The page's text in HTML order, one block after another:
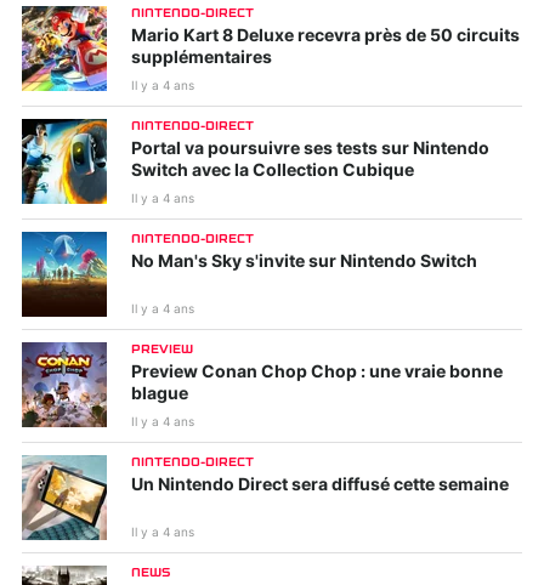
NINTENDO-DIRECT
Mario Kart 8 Deluxe recevra près de 50 circuits
supplémentaires
Il y a 4 ans
NINTENDO-DIRECT
Portal va poursuivre ses tests sur Nintendo
Switch avec la Collection Cubique
Il y a 4 ans
NINTENDO-DIRECT
No Man's Sky s'invite sur Nintendo Switch
Il y a 4 ans
PREVIEW
Preview Conan Chop Chop : une vraie bonne
blague
Il y a 4 ans
NINTENDO-DIRECT
Un Nintendo Direct sera diffusé cette semaine
Il y a 4 ans
NEWS